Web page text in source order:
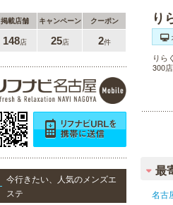
掲載店舗 キャンペーン クーポン
148店 25店 2件
今行きたい、人気のメンズエ
ステ
り
りら
300
最
名古